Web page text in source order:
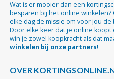
Wat is er mooier dan een
besparen bij het online
elke dag de missie om voor jou
Door elke keer dat je online
win je zowel koopkracht als dat
winkelen bij onze partners!
OVER